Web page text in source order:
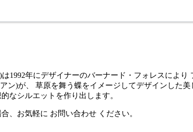
1992年にデザイナーのバーナード・フォレスによ
ン)が、 草原を舞う蝶をイメージしてデザインした
なシルエットを作り出します。
、お気軽に お問い合わせ ください。